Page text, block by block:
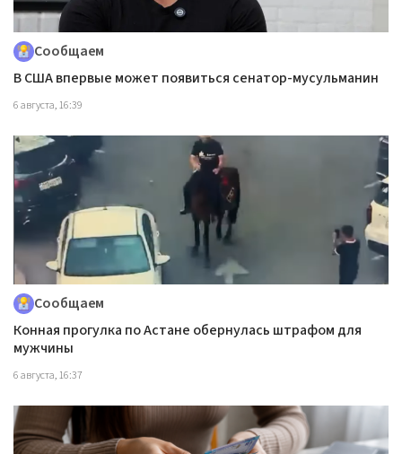
Сообщаем
В США впервые может появиться сенатор-мусульманин
6 августа, 16:39
Сообщаем
Конная прогулка по Астане обернулась штрафом для
мужчины
6 августа, 16:37